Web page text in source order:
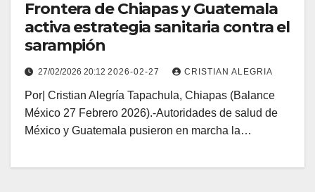
Frontera de Chiapas y Guatemala
activa estrategia sanitaria contra el
sarampión
27/02/2026 20:12 2026-02-27 CRISTIAN ALEGRIA
Por| Cristian Alegría Tapachula, Chiapas (Balance
México 27 Febrero 2026).-Autoridades de salud de
México y Guatemala pusieron en marcha la…